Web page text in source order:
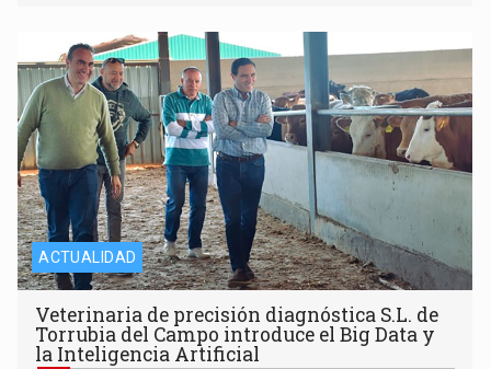
ACTUALIDAD
Veterinaria de precisión diagnóstica S.L. de
Torrubia del Campo introduce el Big Data y
la Inteligencia Artificial